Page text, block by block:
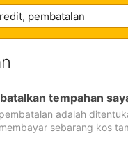
tempahan
adalah
sebarang kos